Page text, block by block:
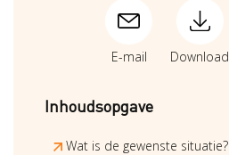
E-mail Download
Inhoudsopgave
Wat is de gewenste situatie?